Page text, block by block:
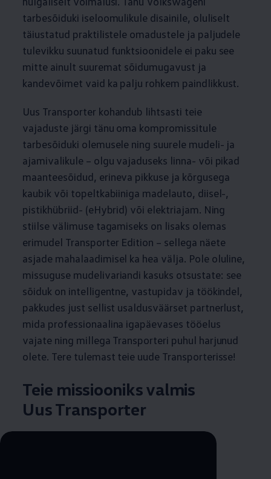
tarbesõiduki iseloomulikule disainile, oluliselt
täiustatud praktilistele omadustele ja paljudele
tulevikku suunatud funktsioonidele ei paku see
mitte ainult suuremat sõidumugavust ja
kandevõimet vaid ka palju rohkem paindlikkust.
Uus Transporter kohandub lihtsasti teie
vajaduste järgi tänu oma kompromissitule
tarbesõiduki olemusele ning suurele mudeli- ja
ajamivalikule – olgu vajaduseks linna- või pikad
maanteesõidud, erineva pikkuse ja kõrgusega
kaubik või topeltkabiiniga madelauto, diisel-,
pistikhübriid- (eHybrid) või elektriajam. Ning
stiilse välimuse tagamiseks on lisaks olemas
erimudel Transporter Edition – sellega näete
asjade mahalaadimisel ka hea välja. Pole oluline,
missuguse mudelivariandi kasuks otsustate: see
sõiduk on intelligentne, vastupidav ja töökindel,
pakkudes just sellist usaldusväärset partnerlust,
mida professionaalina igapäevases tööelus
vajate ning millega Transporteri puhul harjunud
olete. Tere tulemast teie uude Transporterisse!
Teie missiooniks valmis
Uus Transporter